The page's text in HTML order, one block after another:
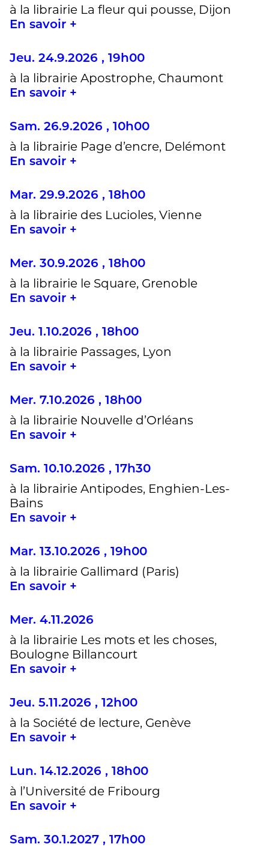
à la librairie La fleur qui pousse, Dijon
En savoir +
Jeu. 24.9.2026 , 19h00
à la librairie Apostrophe, Chaumont
En savoir +
Sam. 26.9.2026 , 10h00
à la librairie Page d’encre, Delémont
En savoir +
Mar. 29.9.2026 , 18h00
à la librairie des Lucioles, Vienne
En savoir +
Mer. 30.9.2026 , 18h00
à la librairie le Square, Grenoble
En savoir +
Jeu. 1.10.2026 , 18h00
à la librairie Passages, Lyon
En savoir +
Mer. 7.10.2026 , 18h00
à la librairie Nouvelle d’Orléans
En savoir +
Sam. 10.10.2026 , 17h30
à la librairie Antipodes, Enghien-Les-
Bains
En savoir +
Mar. 13.10.2026 , 19h00
à la librairie Gallimard (Paris)
En savoir +
Mer. 4.11.2026
à la librairie Les mots et les choses,
Boulogne Billancourt
En savoir +
Jeu. 5.11.2026 , 12h00
à la Société de lecture, Genève
En savoir +
Lun. 14.12.2026 , 18h00
à l’Université de Fribourg
En savoir +
Sam. 30.1.2027 , 17h00